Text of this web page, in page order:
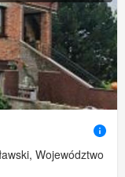
Województwo